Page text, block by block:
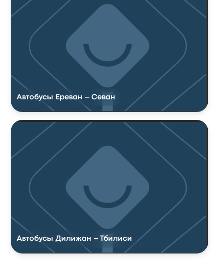
Автобусы Ереван – Севан
Автобусы Дилижан – Тбилиси